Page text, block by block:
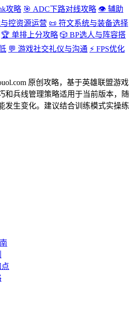
攻略 🎯 ADC下路对线攻略 👁️ 辅助
控资源运营 📜 符文系统与装备选择
🏆 单排上分攻略 🎲 BP选人与阵容搭
💬 游戏社交礼仪与沟通 ⚡ FPS优化
原创攻略，基于英雄联盟游戏
和兵线管理策略适用于当前版本，随
发生变化。建议结合训练模式实操练